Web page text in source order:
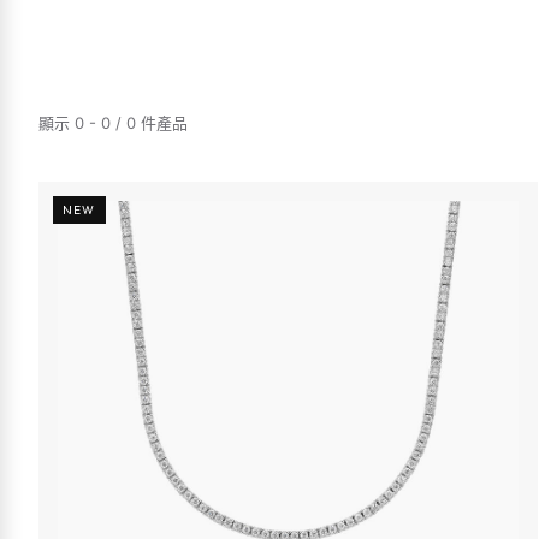
顯示 0 - 0 / 0 件產品
NEW